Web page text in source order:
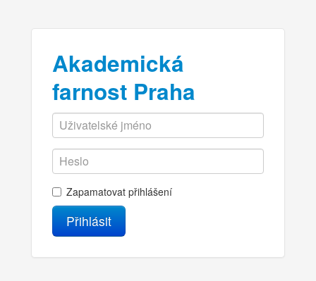
Akademická
farnost Praha
Zapamatovat přihlášení
Přihlásit